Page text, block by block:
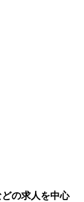
の求人を中心